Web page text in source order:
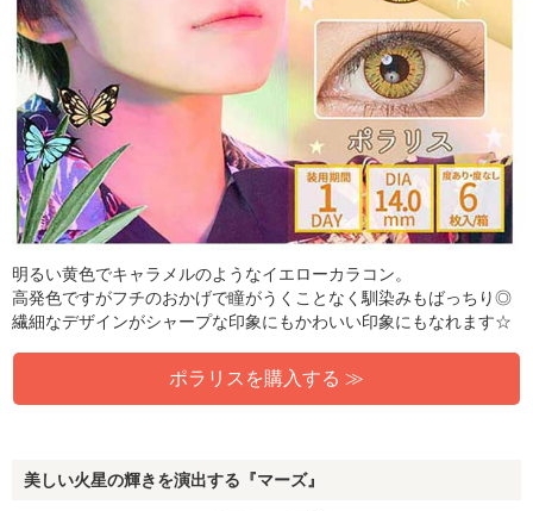
明るい黄色でキャラメルのようなイエローカラコン。
高発色ですがフチのおかげで瞳がうくことなく馴染みもばっちり◎
繊細なデザインがシャープな印象にもかわいい印象にもなれます☆
ポラリスを購入する ≫
美しい火星の輝きを演出する『マーズ』